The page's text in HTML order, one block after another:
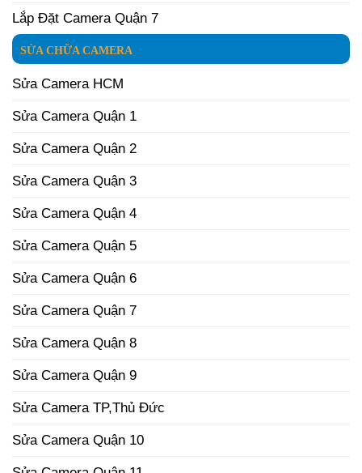
Lắp Đặt Camera Quận 7
SỬA CHỮA CAMERA
Sửa Camera HCM
Sửa Camera Quận 1
Sửa Camera Quận 2
Sửa Camera Quận 3
Sửa Camera Quận 4
Sửa Camera Quận 5
Sửa Camera Quận 6
Sửa Camera Quận 7
Sửa Camera Quận 8
Sửa Camera Quận 9
Sửa Camera TP,Thủ Đức
Sửa Camera Quận 10